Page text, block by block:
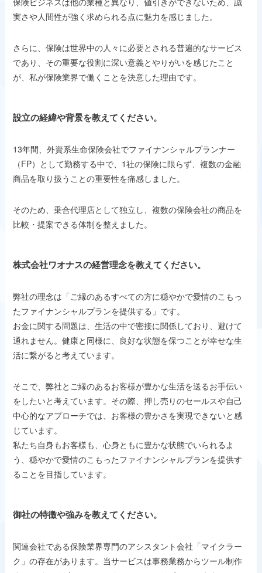
実さや人間性が強く求められる点に魅力を感じました。
さらに、保険は世界中の人々に必要とされる普遍的なサービス
であり、その重要な役割に深い意義とやりがいを感じたこと
が、私が保険業界で働くことを決意した理由です。
設立の経緯や背景を教えてください。
13年間、外資系生命保険会社でファイナンシャルプランナー
（FP）として勤務する中で、1社の保険に限らず、複数の金融
商品を取り扱うことの重要性を痛感しました。
そのため、乗合代理店として独立し、複数の保険会社の商品を
比較・提案できる体制を整えました。
株式会社ワオナスの経営理念を教えてください。
弊社の理念は「ご縁のあるすべての方に穏やかで愛情のこもっ
たファイナンシャルプランを提供する」です。
お金に関する問題は、生活の中で密接に関係しており、避けて
通れません。健康と同様に、良好な状態を保つことが幸せな生
活に繋がると考えています。
そこで、弊社とご縁のあるお客様が豊かな生活を送るお手伝い
をしたいと考えています。その際、押し売りのセールスや自己
中心的なアプローチでは、お客様の豊かさを実現できないと感
じています。
私たち自身もお客様も、心身ともに豊かな状態でいられるよ
う、穏やかで愛情のこもったファイナンシャルプランを提供す
ることを目指しています。
御社の特徴や強みを教えてください。
関連会社である保険業界専門のアシスタント会社「マイクラー
ク」の存在があります。当サービスは事務業務からツール制作